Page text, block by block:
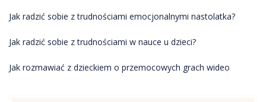
Jak radzić sobie z trudnościami emocjonalnymi nastolatka?
Jak radzić sobie z trudnościami w nauce u dzieci?
Jak rozmawiać z dzieckiem o przemocowych grach wideo